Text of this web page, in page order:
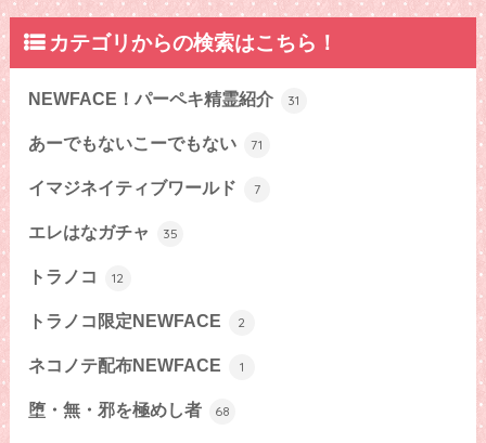
カテゴリからの検索はこちら！
NEWFACE！パーペキ精霊紹介 31
あーでもないこーでもない 71
イマジネイティブワールド 7
エレはなガチャ 35
トラノコ 12
トラノコ限定NEWFACE 2
ネコノテ配布NEWFACE 1
堕・無・邪を極めし者 68